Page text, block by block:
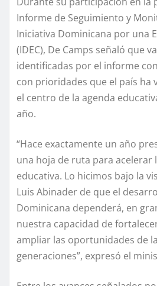
Informe de Seguimiento y
Iniciativa Dominicana por una
(IDEC), De Camps señaló que
identificadas por el informe
con prioridades que el país ha
el centro de la agenda
año.
“Hace exactamente un año
una hoja de ruta para
educativa. Lo hicimos bajo la
Luis Abinader de que el
Dominicana dependerá, en
nuestra capacidad de
ampliar las oportunidades de
generaciones”, expresó el